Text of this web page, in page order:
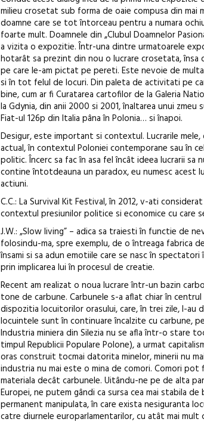
milieu crosetat sub forma de oaie compusa din mai
doamne care se tot întorceau pentru a numara
foarte mult. Doamnele din „Clubul Doamnelor
a vizita o expozitie. Într-una dintre urmatoarele
hotarât sa prezint din nou o lucrare crosetata, însa
pe care le-am pictat pe pereti. Este nevoie de
si în tot felul de locuri. Din paleta de activitati pe
bine, cum ar fi Curatarea cartofilor de la Galeria
la Gdynia, din anii 2000 si 2001, înaltarea unui
Fiat-ul 126p din Italia pâna în Polonia… si înapoi.
Desigur, este important si contextul. Lucrarile
actual, în contextul Poloniei contemporane sau în
politic. Încerc sa fac în asa fel încât ideea lucrarii
contine întotdeauna un paradox, eu numesc acest
actiuni.
C.C.: La Survival Kit Festival, în 2012, v-ati
contextul presiunilor politice si economice cu care
J.W.: „Slow living” – adica sa traiesti în functie de
folosindu-ma, spre exemplu, de o întreaga fabrica
însami si sa adun emotiile care se nasc în
prin implicarea lui în procesul de creatie.
Recent am realizat o noua lucrare într-un bazin
tone de carbune. Carbunele s-a aflat chiar în
dispozitia locuitorilor orasului, care, în trei zile, l-au
locuintele sunt în continuare încalzite cu carbune,
Industria miniera din Silezia nu se afla într-o stare
timpul Republicii Populare Polone), a urmat
oras construit tocmai datorita minelor, minerii nu
industria nu mai este o mina de comori. Comori
materiala decât carbunele. Uitându-ne pe de alta
Europei, ne putem gândi ca sursa cea mai stabila
permanent manipulata, în care exista nesiguranta
catre diurnele europarlamentarilor, cu atât mai